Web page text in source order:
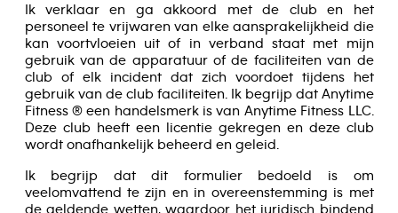
Ik verklaar en ga akkoord met de club en het
personeel te vrijwaren van elke aansprakelijkheid die
kan voortvloeien uit of in verband staat met mijn
gebruik van de apparatuur of de faciliteiten van de
club of elk incident dat zich voordoet tijdens het
gebruik van de club faciliteiten. Ik begrijp dat Anytime
Fitness ® een handelsmerk is van Anytime Fitness LLC.
Deze club heeft een licentie gekregen en deze club
wordt onafhankelijk beheerd en geleid.
Ik begrijp dat dit formulier bedoeld is om
veelomvattend te zijn en in overeenstemming is met
de geldende wetten, waardoor het juridisch bindend